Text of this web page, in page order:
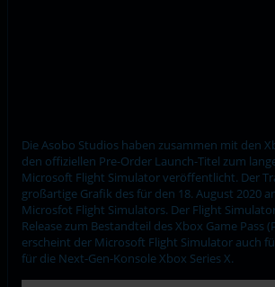
Die Asobo Studios haben zusammen mit den
den offiziellen Pre-Order Launch-Titel zum
Microsoft Flight Simulator veröffentlicht. Der
großartige Grafik des für den 18. August 2020
Microsfot Flight Simulators. Der Flight
Release zum Bestandteil des Xbox Game Pass
erscheint der Microsoft Flight Simulator auch
für die Next-Gen-Konsole Xbox Series X.